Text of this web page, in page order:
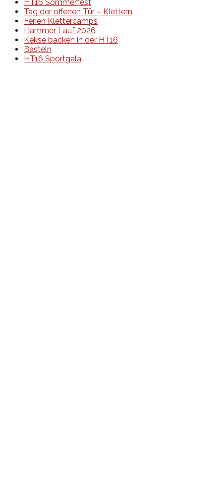
HT16 Sommerfest
Tag der offenen Tür – Klettern
Ferien Klettercamps
Hammer Lauf 2026
Kekse backen in der HT16
Basteln
HT16 Sportgala